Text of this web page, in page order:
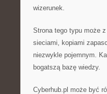
wizerunek.
Strona tego typu może
sieciami, kopiami
niezwykle pojemnym.
bogatszą bazę wiedzy.
Cyberhub.pl może być